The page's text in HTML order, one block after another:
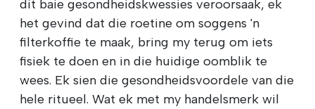
dit baie gesondheidskwessies veroorsaak, ek
het gevind dat die roetine om soggens 'n
filterkoffie te maak, bring my terug om iets
fisiek te doen en in die huidige oomblik te
wees. Ek sien die gesondheidsvoordele van die
hele ritueel. Wat ek met my handelsmerk wil